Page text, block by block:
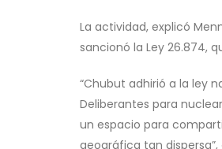
La actividad, explicó
sancionó la Ley 26.874,
“Chubut adhirió a la ley
Deliberantes para
un espacio para
geográfica tan dispersa”,